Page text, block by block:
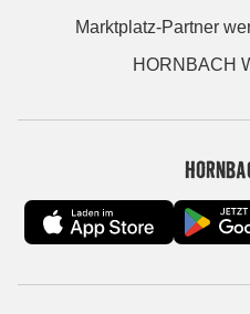
Marktplatz-Partner
HORNBACH